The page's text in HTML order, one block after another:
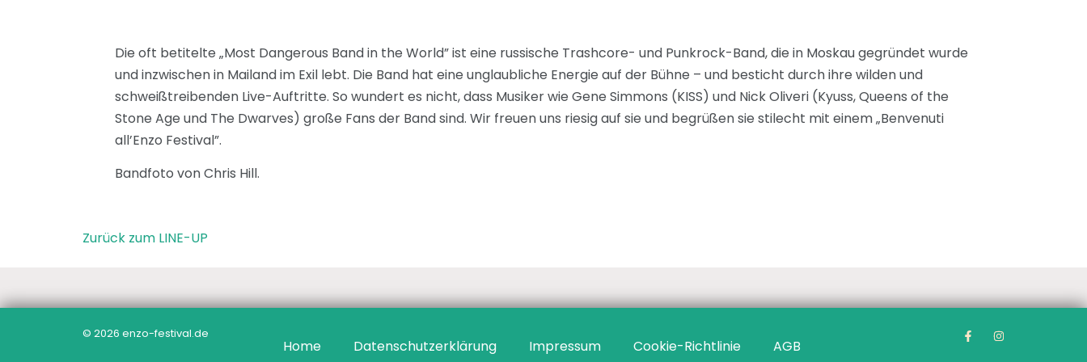
Die oft betitelte „Most Dangerous Band in the World” ist eine russische Trashcore- und Punkrock-Band, die in Moskau gegründet wurde
und inzwischen in Mailand im Exil lebt. Die Band hat eine unglaubliche Energie auf der Bühne – und besticht durch ihre wilden und
schweißtreibenden Live-Auftritte. So wundert es nicht, dass Musiker wie Gene Simmons (KISS) und Nick Oliveri (Kyuss, Queens of the
Stone Age und The Dwarves) große Fans der Band sind. Wir freuen uns riesig auf sie und begrüßen sie stilecht mit einem „Benvenuti
all’Enzo Festival”.
Bandfoto von Chris Hill.
Zurück zum LINE-UP
© 2026 enzo-festival.de
Home Datenschutzerklärung Impressum Cookie-Richtlinie AGB